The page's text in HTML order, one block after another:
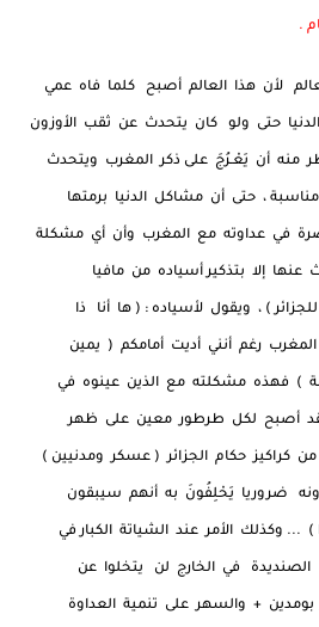
.
لأن هذا العالم أصبح كلما فاه عمي
حتى ولو كان يتحدث عن ثقب الأوزون
منه أن يَعْـرُجَ على ذكر المغرب ويتحدث
، حتى أن مشاكل الدنيا برمتها
في عداوته مع المغرب وأن أي مشكلة
إلا بتذكير أسياده من مافيا
) ، ويقول لأسياده : ( ها أنا ذا
رغم أنني أديت أمامكم ( يمين
) فهذه مشكلته مع الذين عينوه في
أصبح لكل طرطور معين على ظهر
كراكيز حكام الجزائر ( عسكر ومدنيين )
ضروريا يَحْلِفُونَ به أنهم سيبقون
) ... وكذلك الأمر عند الشياتة الكبار في
الصنديدة في الخارج لن يتخلوا عن
+ والسهر على تنمية العداوة